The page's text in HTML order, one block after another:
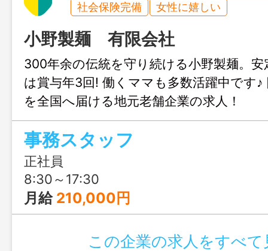
社会保険完備
女性に嬉しい
小野製麺 有限会社
300年余の伝統を守り続ける小野製麺。安
は賞与年3回! 働くママも多数活躍中です♪
を全国へ届ける地元老舗企業の求人！
事務スタッフ
正社員
8:30～17:30
月給 210,000円
この企業の求人をすべて